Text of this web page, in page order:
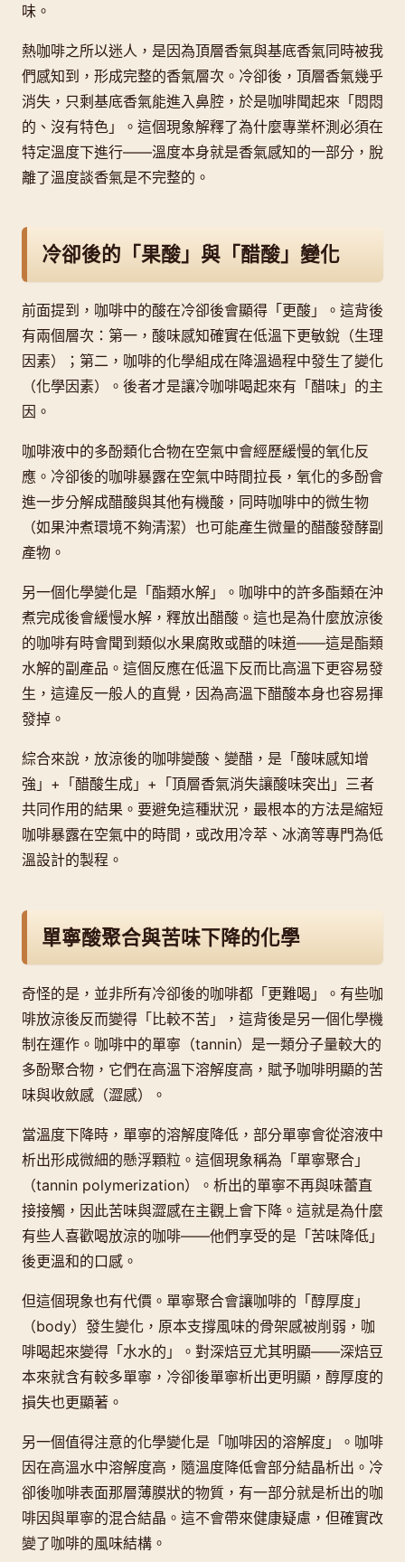
味。
熱咖啡之所以迷人，是因為頂層香氣與基底香氣同時被我
們感知到，形成完整的香氣層次。冷卻後，頂層香氣幾乎
消失，只剩基底香氣能進入鼻腔，於是咖啡聞起來「悶悶
的、沒有特色」。這個現象解釋了為什麼專業杯測必須在
特定溫度下進行——溫度本身就是香氣感知的一部分，脫
離了溫度談香氣是不完整的。
冷卻後的「果酸」與「醋酸」變化
前面提到，咖啡中的酸在冷卻後會顯得「更酸」。這背後
有兩個層次：第一，酸味感知確實在低溫下更敏銳（生理
因素）；第二，咖啡的化學組成在降溫過程中發生了變化
（化學因素）。後者才是讓冷咖啡喝起來有「醋味」的主
因。
咖啡液中的多酚類化合物在空氣中會經歷緩慢的氧化反
應。冷卻後的咖啡暴露在空氣中時間拉長，氧化的多酚會
進一步分解成醋酸與其他有機酸，同時咖啡中的微生物
（如果沖煮環境不夠清潔）也可能產生微量的醋酸發酵副
產物。
另一個化學變化是「酯類水解」。咖啡中的許多酯類在沖
煮完成後會緩慢水解，釋放出醋酸。這也是為什麼放涼後
的咖啡有時會聞到類似水果腐敗或醋的味道——這是酯類
水解的副產品。這個反應在低溫下反而比高溫下更容易發
生，這違反一般人的直覺，因為高溫下醋酸本身也容易揮
發掉。
綜合來說，放涼後的咖啡變酸、變醋，是「酸味感知增
強」+「醋酸生成」+「頂層香氣消失讓酸味突出」三者
共同作用的結果。要避免這種狀況，最根本的方法是縮短
咖啡暴露在空氣中的時間，或改用冷萃、冰滴等專門為低
溫設計的製程。
單寧酸聚合與苦味下降的化學
奇怪的是，並非所有冷卻後的咖啡都「更難喝」。有些咖
啡放涼後反而變得「比較不苦」，這背後是另一個化學機
制在運作。咖啡中的單寧（tannin）是一類分子量較大的
多酚聚合物，它們在高溫下溶解度高，賦予咖啡明顯的苦
味與收斂感（澀感）。
當溫度下降時，單寧的溶解度降低，部分單寧會從溶液中
析出形成微細的懸浮顆粒。這個現象稱為「單寧聚合」
（tannin polymerization）。析出的單寧不再與味蕾直
接接觸，因此苦味與澀感在主觀上會下降。這就是為什麼
有些人喜歡喝放涼的咖啡——他們享受的是「苦味降低」
後更溫和的口感。
但這個現象也有代價。單寧聚合會讓咖啡的「醇厚度」
（body）發生變化，原本支撐風味的骨架感被削弱，咖
啡喝起來變得「水水的」。對深焙豆尤其明顯——深焙豆
本來就含有較多單寧，冷卻後單寧析出更明顯，醇厚度的
損失也更顯著。
另一個值得注意的化學變化是「咖啡因的溶解度」。咖啡
因在高溫水中溶解度高，隨溫度降低會部分結晶析出。冷
卻後咖啡表面那層薄膜狀的物質，有一部分就是析出的咖
啡因與單寧的混合結晶。這不會帶來健康疑慮，但確實改
變了咖啡的風味結構。